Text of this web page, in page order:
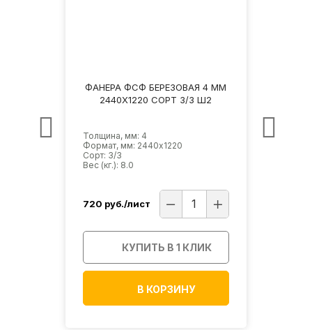
ФАНЕРА ФСФ БЕРЕЗОВАЯ 4 ММ
2440Х1220 СОРТ 3/3 Ш2
Толщина, мм: 4
Формат, мм: 2440х1220
Сорт: 3/3
Вес (кг.): 8.0
720 руб./лист
КУПИТЬ В 1 КЛИК
В КОРЗИНУ